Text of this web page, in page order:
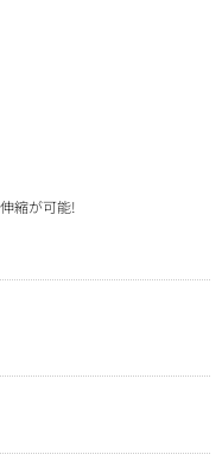
縮が可能!